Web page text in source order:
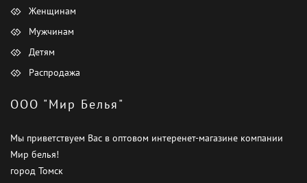
Женщинам
Мужчинам
Детям
Распродажа
ООО "Мир Белья"
Мы приветствуем Вас в оптовом интеренет-магазине компании
Мир белья!
город Томск